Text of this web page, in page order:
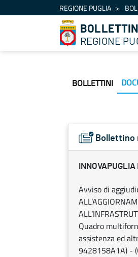
Salta al contenutoREGIONE PUGLIA
REGIONE
BOLLETTINI
Bollettino
Avviso di
Quadro
assistenza ed
9428158A1A) -